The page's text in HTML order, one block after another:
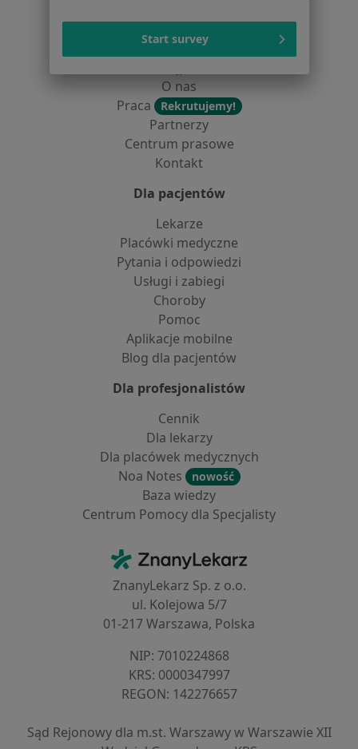
Jak działają wyniki wyszukiwania
O nas
Praca
Rekrutujemy!
Partnerzy
Centrum prasowe
Kontakt
Dla pacjentów
Lekarze
Placówki medyczne
Pytania i odpowiedzi
Usługi i zabiegi
Choroby
Pomoc
Aplikacje mobilne
Blog dla pacjentów
Dla profesjonalistów
Cennik
Dla lekarzy
Dla placówek medycznych
Noa Notes
nowość
Baza wiedzy
Centrum Pomocy dla Specjalisty
ZnanyLekarz - Strona główna
ZnanyLekarz Sp. z o.o.
ul. Kolejowa 5/7
01-217 Warszawa, Polska
NIP: ⁠7010224868
KRS: ⁠0000347997
REGON: ⁠142276657
Sąd Rejonowy dla m.st. Warszawy w Warszawie XII
Start survey